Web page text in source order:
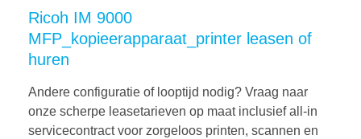
Ricoh IM 9000
MFP_kopieerapparaat_printer leasen of
huren
Andere configuratie of looptijd nodig? Vraag naar
onze scherpe leasetarieven op maat inclusief all-in
servicecontract voor zorgeloos printen, scannen en